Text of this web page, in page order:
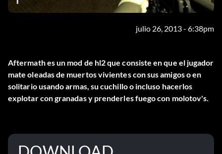
julio 26, 2013 - 6:38pm
Aftermath es un mod de hl2 que consiste en que el jugador
mate oleadas de muertos vivientes con sus amigos o en
solitario usando armas, su cuchillo o incluso hacerlos
explotar con granadas y prenderles fuego con molotov's.